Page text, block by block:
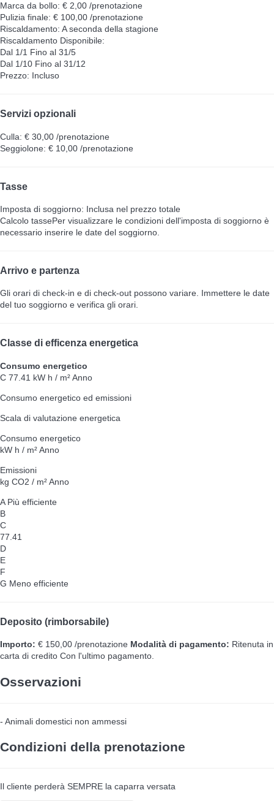
Marca da bollo: € 2,00 /prenotazione
Pulizia finale: € 100,00 /prenotazione
Riscaldamento: A seconda della stagione
Riscaldamento Disponibile:
Dal 1/1 Fino al 31/5
Dal 1/10 Fino al 31/12
Prezzo: Incluso
Servizi opzionali
Culla: € 30,00 /prenotazione
Seggiolone: € 10,00 /prenotazione
Tasse
Imposta di soggiorno: Inclusa nel prezzo totale
Calcolo tassePer visualizzare le condizioni dell'imposta di soggiorno è
necessario inserire le date del soggiorno.
Arrivo e partenza
Gli orari di check-in e di check-out possono variare. Immettere le date
del tuo soggiorno e verifica gli orari.
Classe di efficenza energetica
Consumo energetico
C 77.41 kW h / m² Anno
Consumo energetico ed emissioni
Scala di valutazione energetica
Consumo energetico
kW h / m² Anno
Emissioni
kg CO2 / m² Anno
A Più efficiente
B
C
77.41
D
E
F
G Meno efficiente
Deposito (rimborsabile)
Importo: € 150,00 /prenotazione Modalità di pagamento: Ritenuta in
carta di credito Con l'ultimo pagamento.
Osservazioni
- Animali domestici non ammessi
Condizioni della prenotazione
Il cliente perderà SEMPRE la caparra versata